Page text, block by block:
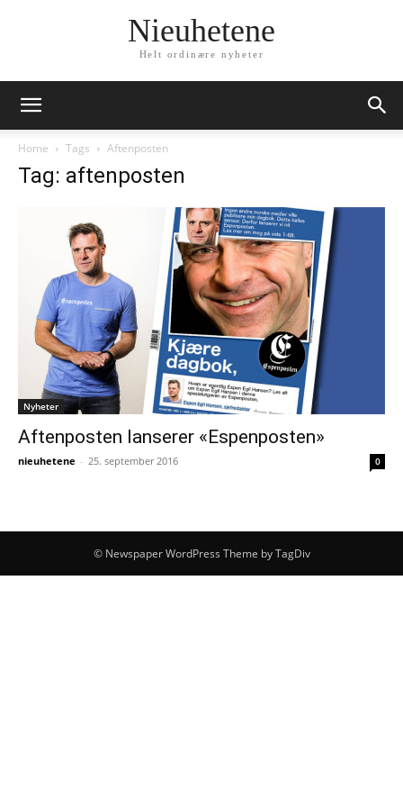
Nieuhetene
Helt ordinære nyheter
Home Tags Aftenposten
Tag: aftenposten
Nyheter
Aftenposten lanserer «Espenposten»
nieuhetene - 25. september 2016 0
© Newspaper WordPress Theme by TagDiv